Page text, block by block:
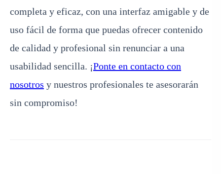
completa y eficaz, con una interfaz amigable y de
uso fácil de forma que puedas ofrecer contenido
de calidad y profesional sin renunciar a una
usabilidad sencilla. ¡Ponte en contacto con
nosotros y nuestros profesionales te asesorarán
sin compromiso!